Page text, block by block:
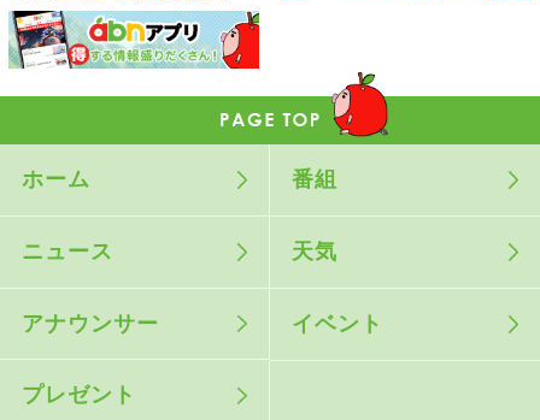
ホーム 番組
ニュース 天気
アナウンサー イベント
プレゼント